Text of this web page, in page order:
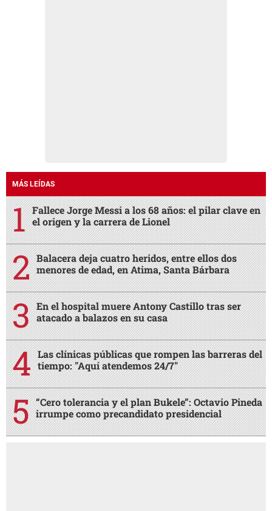
MÁS LEÍDAS
Fallece Jorge Messi a los 68 años: el pilar clave en
el origen y la carrera de Lionel
Balacera deja cuatro heridos, entre ellos dos
menores de edad, en Atima, Santa Bárbara
En el hospital muere Antony Castillo tras ser
atacado a balazos en su casa
Las clínicas públicas que rompen las barreras del
tiempo: "Aquí atendemos 24/7"
“Cero tolerancia y el plan Bukele”: Octavio Pineda
irrumpe como precandidato presidencial